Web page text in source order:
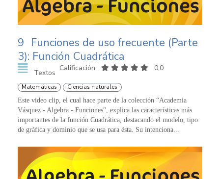
9 Funciones de uso frecuente (Parte
3): Función Cuadrática
Textos
Calificación 0,0
Matemáticas Ciencias naturales
Este video clip, el cual hace parte de la colección “Academia
Vásquez - Algebra - Funciones", explica las características más
importantes de la función Cuadrática, destacando el modelo, tipo
de gráfica y dominio que se usa para ésta. Su intenciona...